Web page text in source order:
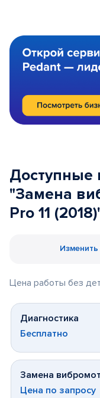
Доступные
"Замена
Pro 11
Цена работы без
Диагностика
Бесплатно
Замена
Цена по запросу